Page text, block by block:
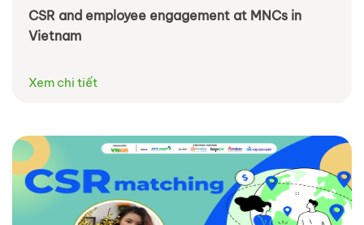
CSR and employee engagement at MNCs in
Vietnam
Xem chi tiết